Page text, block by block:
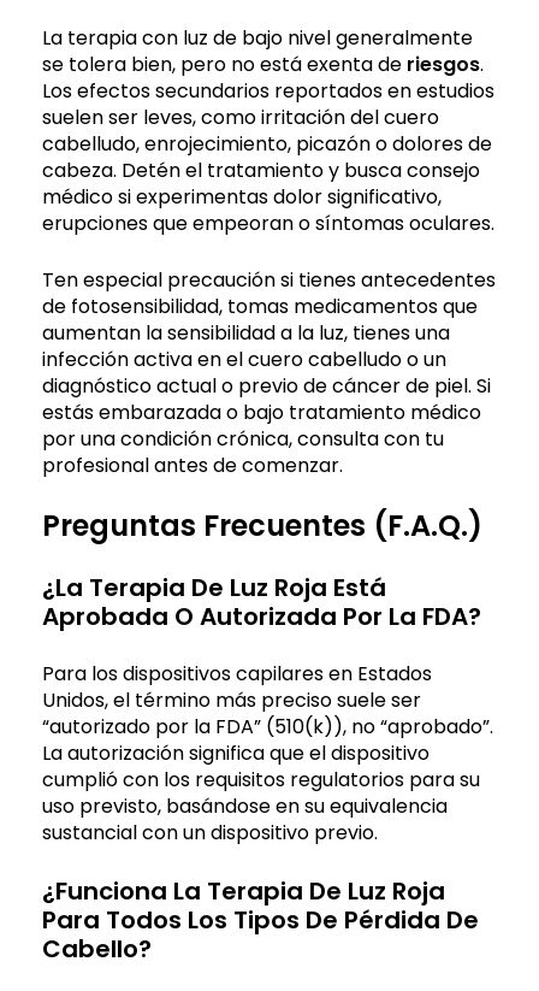
La terapia con luz de bajo nivel generalmente
se tolera bien, pero no está exenta de riesgos.
Los efectos secundarios reportados en estudios
suelen ser leves, como irritación del cuero
cabelludo, enrojecimiento, picazón o dolores de
cabeza. Detén el tratamiento y busca consejo
médico si experimentas dolor significativo,
erupciones que empeoran o síntomas oculares.
Ten especial precaución si tienes antecedentes
de fotosensibilidad, tomas medicamentos que
aumentan la sensibilidad a la luz, tienes una
infección activa en el cuero cabelludo o un
diagnóstico actual o previo de cáncer de piel. Si
estás embarazada o bajo tratamiento médico
por una condición crónica, consulta con tu
profesional antes de comenzar.
Preguntas Frecuentes (F.A.Q.)
¿La Terapia De Luz Roja Está
Aprobada O Autorizada Por La FDA?
Para los dispositivos capilares en Estados
Unidos, el término más preciso suele ser
“autorizado por la FDA” (510(k)), no “aprobado”.
La autorización significa que el dispositivo
cumplió con los requisitos regulatorios para su
uso previsto, basándose en su equivalencia
sustancial con un dispositivo previo.
¿Funciona La Terapia De Luz Roja
Para Todos Los Tipos De Pérdida De
Cabello?